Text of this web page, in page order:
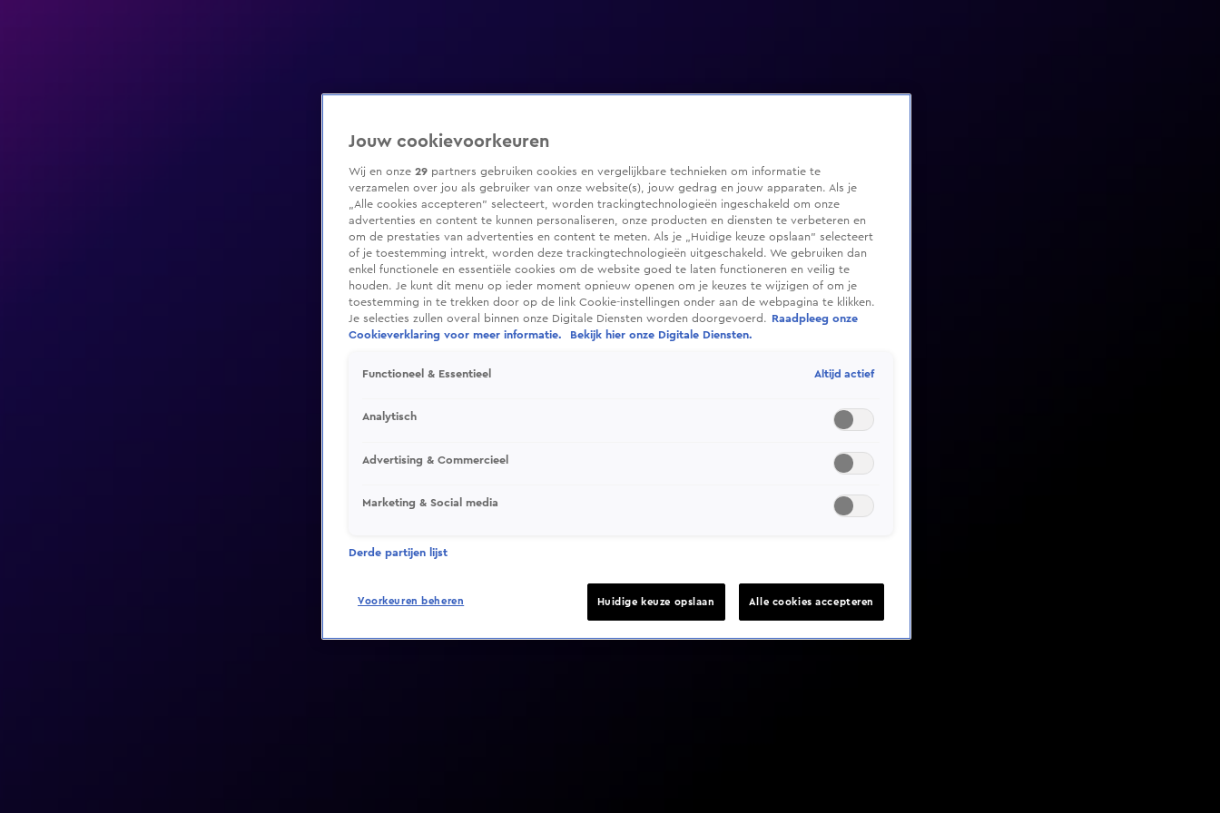
Video helaas niet gevonden
Jouw cookievoorkeuren
Wij en onze 29 partners gebruiken cookies en vergelijkbare technieken om informatie te
verzamelen over jou als gebruiker van onze website(s), jouw gedrag en jouw apparaten. Als je
„Alle cookies accepteren” selecteert, worden trackingtechnologieën ingeschakeld om onze
advertenties en content te kunnen personaliseren, onze producten en diensten te verbeteren en
om de prestaties van advertenties en content te meten. Als je „Huidige keuze opslaan” selecteert
of je toestemming intrekt, worden deze trackingtechnologieën uitgeschakeld. We gebruiken dan
enkel functionele en essentiële cookies om de website goed te laten functioneren en veilig te
houden. Je kunt dit menu op ieder moment opnieuw openen om je keuzes te wijzigen of om je
toestemming in te trekken door op de link Cookie-instellingen onder aan de webpagina te klikken.
Je selecties zullen overal binnen onze Digitale Diensten worden doorgevoerd.
Raadpleeg onze
Cookieverklaring voor meer informatie.
Bekijk hier onze Digitale Diensten.
Functioneel & Essentieel Altijd actief
Analytisch
Advertising & Commercieel
Marketing & Social media
Derde partijen lijst
Voorkeuren beheren Huidige keuze opslaan Alle cookies accepteren